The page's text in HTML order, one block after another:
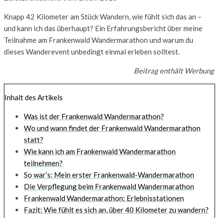
Knapp 42 Kilometer am Stück Wandern, wie fühlt sich das an –
und kann ich das überhaupt? Ein Erfahrungsbericht über meine
Teilnahme am Frankenwald Wandermarathon und warum du
dieses Wanderevent unbedingt einmal erleben solltest.
Beitrag enthält Werbung
Inhalt des Artikels
Was ist der Frankenwald Wandermarathon?
Wo und wann findet der Frankenwald Wandermarathon
statt?
Wie kann ich am Frankenwald Wandermarathon
teilnehmen?
So war’s: Mein erster Frankenwald-Wandermarathon
Die Verpflegung beim Frankenwald Wandermarathon
Frankenwald Wandermarathon: Erlebnisstationen
Fazit: Wie fühlt es sich an, über 40 Kilometer zu wandern?